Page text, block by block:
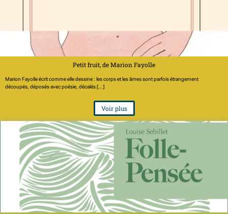
Petit fruit, de Marion Fayolle
Marion Fayolle écrit comme elle dessine : les corps et les âmes sont parfois étrangement
découpés, déposés avec poésie, décalés [...]
Voir plus